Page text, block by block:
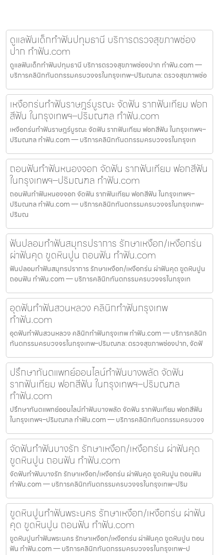
ดูแลฟันเด็กทำฟันปทุมธานี บริการตรวจสุขภาพช่อง
ปาก ทำฟัน.com
ดูแลฟันเด็กทำฟันปทุมธานี บริการตรวจสุขภาพช่องปาก ทำฟัน.com —
บริการคลินิกทันตกรรมครบวงจรในกรุงเทพ–ปริมณฑล: ตรวจสุขภาพช่อ
เหงือกร่นทำฟันราษฎร์บูรณะ จัดฟัน รากฟันเทียม ฟอก
สีฟัน ในกรุงเทพฯ–ปริมณฑล ทำฟัน.com
เหงือกร่นทำฟันราษฎร์บูรณะ จัดฟัน รากฟันเทียม ฟอกสีฟัน ในกรุงเทพฯ–
ปริมณฑล ทำฟัน.com — บริการคลินิกทันตกรรมครบวงจรในกรุงเท
ถอนฟันทำฟันหนองจอก จัดฟัน รากฟันเทียม ฟอกสีฟัน
ในกรุงเทพฯ–ปริมณฑล ทำฟัน.com
ถอนฟันทำฟันหนองจอก จัดฟัน รากฟันเทียม ฟอกสีฟัน ในกรุงเทพฯ–
ปริมณฑล ทำฟัน.com — บริการคลินิกทันตกรรมครบวงจรในกรุงเทพ–
ปริมณ
ฟันปลอมทำฟันสมุทรปราการ รักษาเหงือก/เหงือกร่น
ผ่าฟันคุด ขูดหินปูน ถอนฟัน ทำฟัน.com
ฟันปลอมทำฟันสมุทรปราการ รักษาเหงือก/เหงือกร่น ผ่าฟันคุด ขูดหินปูน
ถอนฟัน ทำฟัน.com — บริการคลินิกทันตกรรมครบวงจรในกรุงเท
อุดฟันทำฟันสวนหลวง คลินิกทำฟันกรุงเทพ
ทำฟัน.com
อุดฟันทำฟันสวนหลวง คลินิกทำฟันกรุงเทพ ทำฟัน.com — บริการคลินิก
ทันตกรรมครบวงจรในกรุงเทพ–ปริมณฑล: ตรวจสุขภาพช่องปาก, จัดฟั
ปรึกษาทันตแพทย์ออนไลน์ทำฟันบางพลัด จัดฟัน
รากฟันเทียม ฟอกสีฟัน ในกรุงเทพฯ–ปริมณฑล
ทำฟัน.com
ปรึกษาทันตแพทย์ออนไลน์ทำฟันบางพลัด จัดฟัน รากฟันเทียม ฟอกสีฟัน
ในกรุงเทพฯ–ปริมณฑล ทำฟัน.com — บริการคลินิกทันตกรรมครบวงจ
จัดฟันทำฟันบางรัก รักษาเหงือก/เหงือกร่น ผ่าฟันคุด
ขูดหินปูน ถอนฟัน ทำฟัน.com
จัดฟันทำฟันบางรัก รักษาเหงือก/เหงือกร่น ผ่าฟันคุด ขูดหินปูน ถอนฟัน
ทำฟัน.com — บริการคลินิกทันตกรรมครบวงจรในกรุงเทพ–ปริม
ขูดหินปูนทำฟันพระนคร รักษาเหงือก/เหงือกร่น ผ่าฟัน
คุด ขูดหินปูน ถอนฟัน ทำฟัน.com
ขูดหินปูนทำฟันพระนคร รักษาเหงือก/เหงือกร่น ผ่าฟันคุด ขูดหินปูน ถอน
ฟัน ทำฟัน.com — บริการคลินิกทันตกรรมครบวงจรในกรุงเทพ–ป